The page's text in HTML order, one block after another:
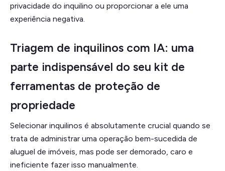
privacidade do inquilino ou proporcionar a ele uma
experiência negativa.
Triagem de inquilinos com IA: uma
parte indispensável do seu kit de
ferramentas de proteção de
propriedade
Selecionar inquilinos é absolutamente crucial quando se
trata de administrar uma operação bem-sucedida de
aluguel de imóveis, mas pode ser demorado, caro e
ineficiente fazer isso manualmente.